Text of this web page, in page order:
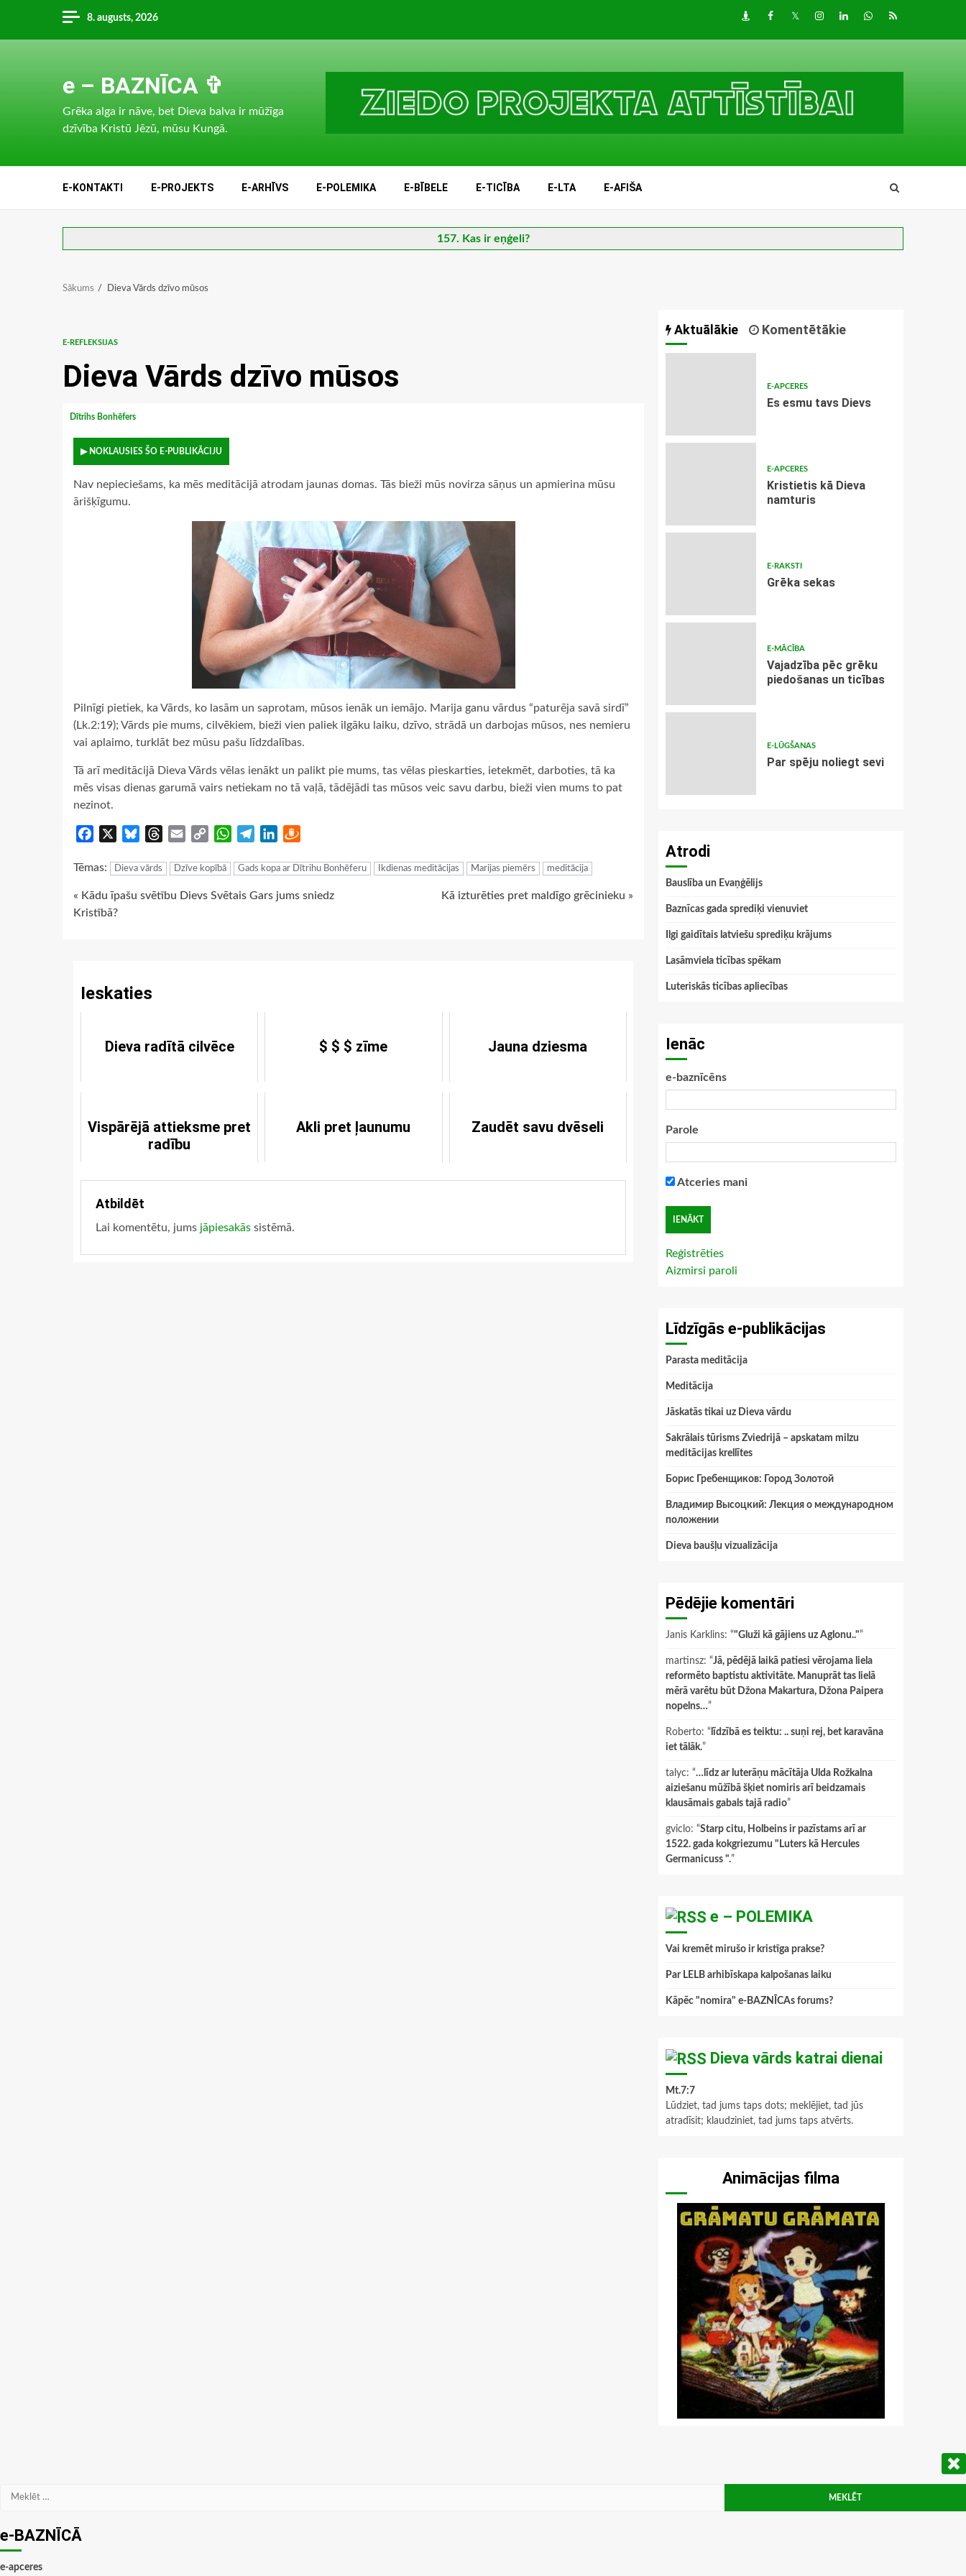
content
8. augusts, 2026 DraugiemFacebook
TwitterInstagram
LinkedInwhatsapp
RSS
e – BAZNĪCA ✞
Grēka alga ir nāve, bet Dieva balva ir mūžīga
dzīvība Kristū Jēzū, mūsu Kungā.
E-KONTAKTI E-PROJEKTS E-ARHĪVS E-POLEMIKA E-BĪBELE E-TICĪBA E-LTA E-AFIŠA
157. Kas ir eņģeli?
Sākums Dieva Vārds dzīvo mūsos
E-REFLEKSIJAS
Dieva Vārds dzīvo mūsos
Dītrihs Bonhēfers
▶ NOKLAUSIES ŠO E-PUBLIKĀCIJU
Nav nepieciešams, ka mēs meditācijā atrodam jaunas domas. Tās bieži mūs novirza sāņus un apmierina mūsu
ārišķīgumu.
Pilnīgi pietiek, ka Vārds, ko lasām un saprotam, mūsos ienāk un iemājo. Marija ganu vārdus “paturēja savā sirdī”
(Lk.2:19); Vārds pie mums, cilvēkiem, bieži vien paliek ilgāku laiku, dzīvo, strādā un darbojas mūsos, nes nemieru
vai aplaimo, turklāt bez mūsu pašu līdzdalības.
Tā arī meditācijā Dieva Vārds vēlas ienākt un palikt pie mums, tas vēlas pieskarties, ietekmēt, darboties, tā ka
mēs visas dienas garumā vairs netiekam no tā vaļā, tādējādi tas mūsos veic savu darbu, bieži vien mums to pat
nezinot.
Facebook BlueskyThreads
Email
Copy
WhatsApp
TelegramLinkedIn
Tēmas: Dieva vārds Dzīve kopībā Gads kopa ar Dītrihu Bonhēferu Ikdienas meditācijas Marijas piemērs meditācija
Continue
« Kādu īpašu svētību Dievs Svētais Gars jums sniedz
Kristībā?
Kā izturēties pret maldīgo grēcinieku »
Ieskaties
Dieva radītā cilvēce $ $ $ zīme Jauna dziesma
Vispārējā attieksme pret
radību
Akli pret ļaunumu Zaudēt savu dvēseli
Atbildēt
Lai komentētu, jums jāpiesakās sistēmā.
Aktuālākie Komentētākie
E-APCERES
Es esmu tavs Dievs
E-APCERES
Kristietis kā Dieva
namturis
E-RAKSTI
Grēka sekas
E-MĀCĪBA
Vajadzība pēc grēku
piedošanas un ticības
E-LŪGŠANAS
Par spēju noliegt sevi
Atrodi
Bauslība un Evaņģēlijs
Baznīcas gada sprediķi vienuviet
Ilgi gaidītais latviešu sprediķu krājums
Lasāmviela ticības spēkam
Luteriskās ticības apliecības
Ienāc
e-baznīcēns
Parole
Atceries mani
Reģistrēties
Aizmirsi paroli
Līdzīgās e-publikācijas
Parasta meditācija
Meditācija
Jāskatās tikai uz Dieva vārdu
Sakrālais tūrisms Zviedrijā – apskatam milzu
meditācijas krellītes
Борис Гребенщиков: Город Золотой
Владимир Высоцкий: Лекция о международном
положении
Dieva baušļu vizualizācija
Pēdējie komentāri
Janis Karklins: “"Gluži kā gājiens uz Aglonu.."”
martinsz: “Jā, pēdējā laikā patiesi vērojama liela
reformēto baptistu aktivitāte. Manuprāt tas lielā
mērā varētu būt Džona Makartura, Džona Paipera
nopelns…”
Roberto: “ līdzībā es teiktu: .. suņi rej, bet karavāna
iet tālāk.”
talyc: “…līdz ar luterāņu mācītāja Ulda Rožkalna
aiziešanu mūžībā šķiet nomiris arī beidzamais
klausāmais gabals tajā radio”
gviclo: “Starp citu, Holbeins ir pazīstams arī ar
1522. gada kokgriezumu "Luters kā Hercules
Germanicuss ".”
e – POLEMIKA
Vai kremēt mirušo ir kristīga prakse?
Par LELB arhibīskapa kalpošanas laiku
Kāpēc "nomira" e-BAZNĪCAs forums?
Dieva vārds katrai dienai
Mt.7:7
Lūdziet, tad jums taps dots; meklējiet, tad jūs
atradīsit; klaudziniet, tad jums taps atvērts.
Animācijas filma
Meklēt:
e-BAZNĪCĀ
e-apceres